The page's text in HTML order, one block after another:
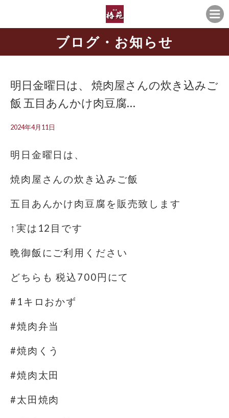
ブログ・お知らせ
明日金曜日は、 焼肉屋さんの炊き込みご
飯 五目あんかけ肉豆腐…
2024年4月11日
明日金曜日は、
焼肉屋さんの炊き込みご飯
五目あんかけ肉豆腐を販売致します
↑実は12目です
晩御飯にご利用ください
どちらも 税込700円にて
#1キロおかず
#焼肉弁当
#焼肉くう
#焼肉太田
#太田焼肉